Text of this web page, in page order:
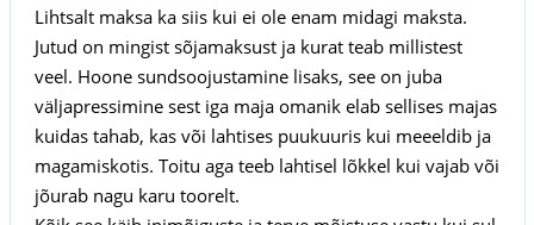
Lihtsalt maksa ka siis kui ei ole enam midagi maksta.
Jutud on mingist sõjamaksust ja kurat teab millistest
veel. Hoone sundsoojustamine lisaks, see on juba
väljapressimine sest iga maja omanik elab sellises majas
kuidas tahab, kas või lahtises puukuuris kui meeeldib ja
magamiskotis. Toitu aga teeb lahtisel lõkkel kui vajab või
jõurab nagu karu toorelt.